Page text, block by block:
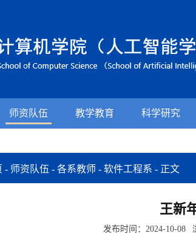
师资队伍 教学教育 科学研究
- 师资队伍 - 各系教师 - 软件工程系 - 正文
王新
发布时间：2024-10-08